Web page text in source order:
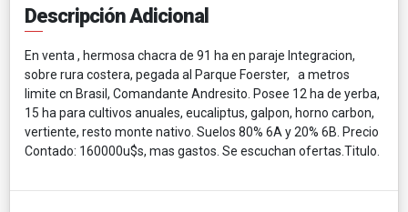
Descripción Adicional
En venta , hermosa chacra de 91 ha en paraje Integracion,
sobre rura costera, pegada al Parque Foerster, a metros
limite cn Brasil, Comandante Andresito. Posee 12 ha de yerba,
15 ha para cultivos anuales, eucaliptus, galpon, horno carbon,
vertiente, resto monte nativo. Suelos 80% 6A y 20% 6B. Precio
Contado: 160000u$s, mas gastos. Se escuchan ofertas.Titulo.